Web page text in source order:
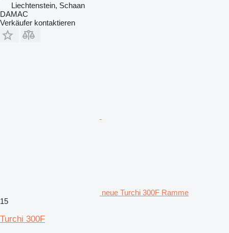
Liechtenstein, Schaan
DAMAC
Verkäufer kontaktieren
neue Turchi 300F Ramme
15
Turchi 300F